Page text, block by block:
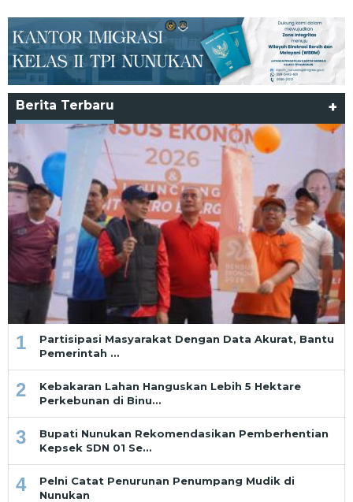
Berita Terbaru +
1
Partisipasi Masyarakat Dengan Data Akurat, Bantu
Pemerintah …
2
Kebakaran Lahan Hanguskan Lebih 5 Hektare
Perkebunan di Binu…
3
Bupati Nunukan Rekomendasikan Pemberhentian
Kepsek SDN 01 Se…
4
Pelni Catat Penurunan Penumpang Mudik di
Nunukan